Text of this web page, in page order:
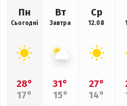
Пн
Сьогодні
28°
17°
Вт
Завтра
31°
15°
Ср
12.08
27°
14°